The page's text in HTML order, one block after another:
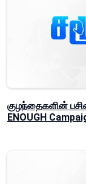
குழந்தைகளின்
ENOUGH